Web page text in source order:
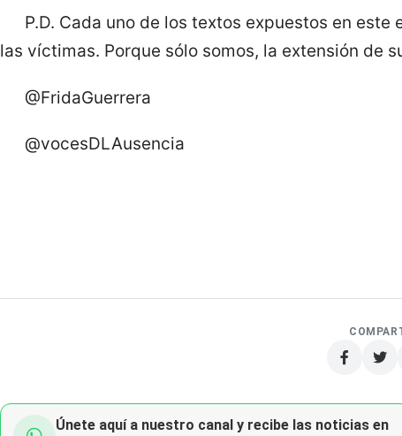
P.D. Cada uno de los textos expuestos en
las víctimas. Porque sólo somos, la extensión de
@FridaGuerrera
@vocesDLAusencia
Únete aquí a nuestro canal y recibe las noticias en